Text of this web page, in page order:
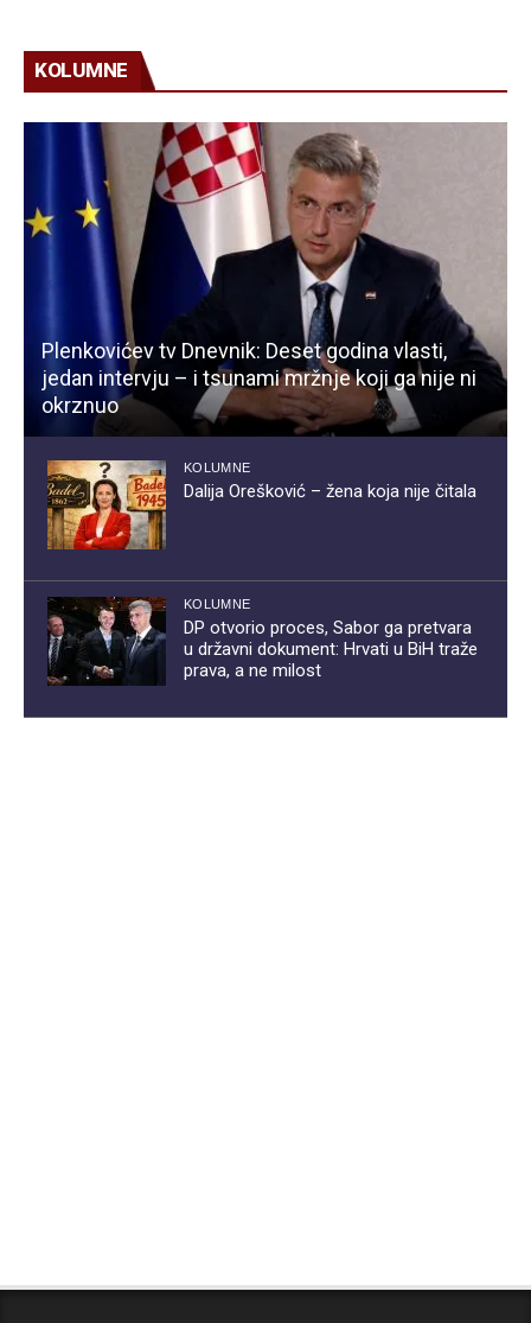
KOLUMNE
Plenkovićev tv Dnevnik: Deset godina vlasti,
jedan intervju – i tsunami mržnje koji ga nije ni
okrznuo
KOLUMNE
Dalija Orešković – žena koja nije čitala
KOLUMNE
DP otvorio proces, Sabor ga pretvara
u državni dokument: Hrvati u BiH traže
prava, a ne milost